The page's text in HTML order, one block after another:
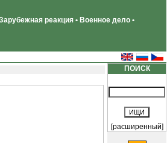
реакция • Военное дело •
ПОИСК
[расширенный]